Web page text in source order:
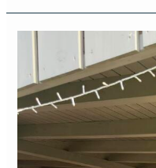
Októberi
teadélután